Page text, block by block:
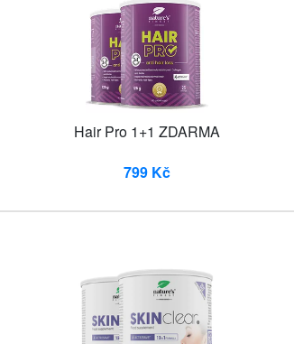
Hair Pro 1+1 ZDARMA
799 Kč